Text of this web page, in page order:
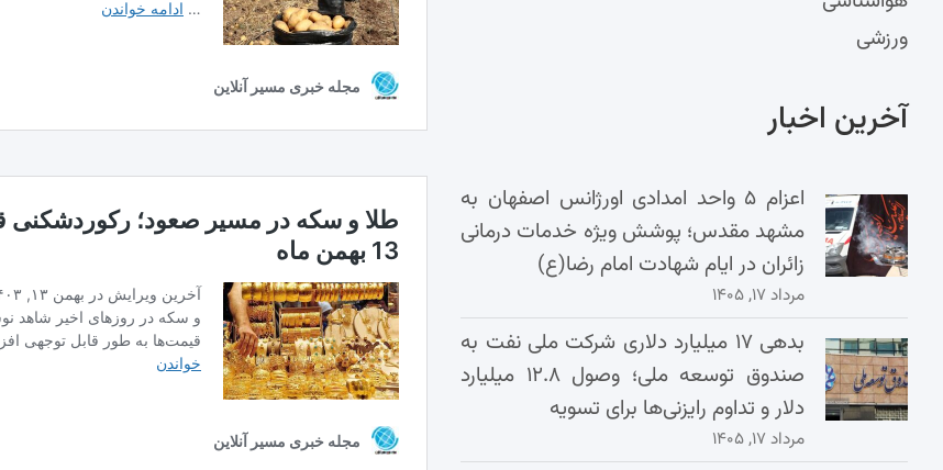
ورزشی
آخرین اخبار
اعزام ۵ واحد امدادی اورژانس اصفهان به
مشهد مقدس؛ پوشش ویژه خدمات درمانی
زائران در ایام شهادت امام رضا(ع)
مرداد ۱۷, ۱۴۰۵
بدهی ۱۷ میلیارد دلاری شرکت ملی نفت به
صندوق توسعه ملی؛ وصول ۱۲.۸ میلیارد
دلار و تداوم رایزنی‌ها برای تسویه
مرداد ۱۷, ۱۴۰۵